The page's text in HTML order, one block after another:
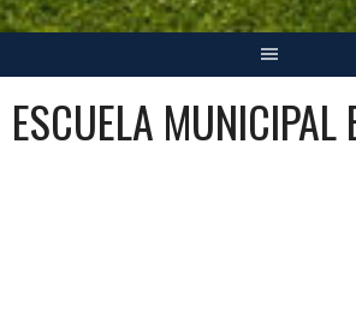
ESCUELA MUNICIPAL